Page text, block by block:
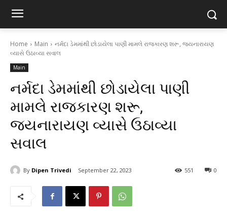
Home Main
નર્મદા ડેમમાંથી છોડાયેલા પાણી મામલે રાજકારણ શરૂ, જયનારાયણ
વ્યાસે ઉઠાવ્યા સવાલ
Main
નર્મદા ડેમમાંથી છોડાયેલા પાણી
મામલે રાજકારણ શરૂ,
જયનારાયણ વ્યાસે ઉઠાવ્યા
સવાલ
By Dipen Trivedi September 22, 2023 0
551